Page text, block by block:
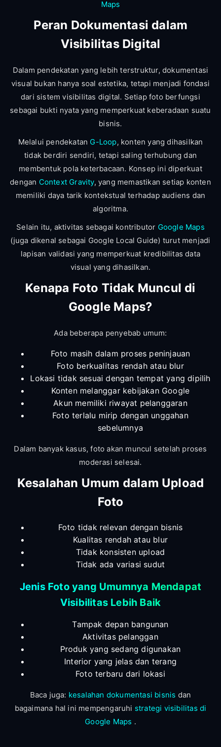
Maps
Peran Dokumentasi dalam
Visibilitas Digital
Dalam pendekatan yang lebih terstruktur, dokumentasi
visual bukan hanya soal estetika, tetapi menjadi fondasi
dari sistem visibilitas digital. Setiap foto berfungsi
sebagai bukti nyata yang memperkuat keberadaan suatu
bisnis.
Melalui pendekatan G-Loop, konten yang dihasilkan
tidak berdiri sendiri, tetapi saling terhubung dan
membentuk pola keterbacaan. Konsep ini diperkuat
dengan Context Gravity, yang memastikan setiap konten
memiliki daya tarik kontekstual terhadap audiens dan
algoritma.
Selain itu, aktivitas sebagai kontributor Google Maps
(juga dikenal sebagai Google Local Guide) turut menjadi
lapisan validasi yang memperkuat kredibilitas data
visual yang dihasilkan.
Kenapa Foto Tidak Muncul di
Google Maps?
Ada beberapa penyebab umum:
Foto masih dalam proses peninjauan
Foto berkualitas rendah atau blur
Lokasi tidak sesuai dengan tempat yang dipilih
Konten melanggar kebijakan Google
Akun memiliki riwayat pelanggaran
Foto terlalu mirip dengan unggahan
sebelumnya
Dalam banyak kasus, foto akan muncul setelah proses
moderasi selesai.
Kesalahan Umum dalam Upload
Foto
Foto tidak relevan dengan bisnis
Kualitas rendah atau blur
Tidak konsisten upload
Tidak ada variasi sudut
Jenis Foto yang Umumnya Mendapat
Visibilitas Lebih Baik
Tampak depan bangunan
Aktivitas pelanggan
Produk yang sedang digunakan
Interior yang jelas dan terang
Foto terbaru dari lokasi
Baca juga: kesalahan dokumentasi bisnis dan
bagaimana hal ini mempengaruhi strategi visibilitas di
Google Maps .